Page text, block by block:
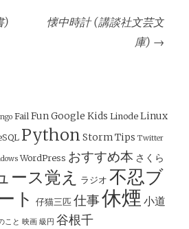
)
懐中時計 (講談社文芸文
庫) →
Fail FunGoogle Kids Linode Linux
Python StormTips Twitter
WordPress おすすめ本 さくら
ース覚え ラジオ 不忍ブ
ト
仔猫三匹 仕事休煙 小道
こと 映画 級円 谷根千